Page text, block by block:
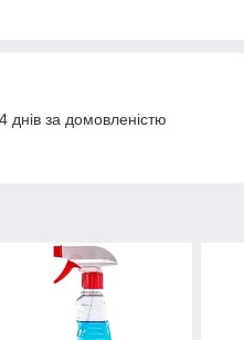
за домовленістю